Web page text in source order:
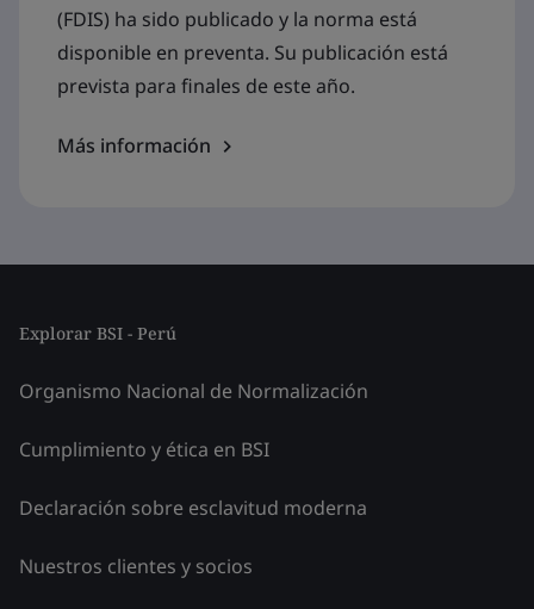
(FDIS) ha sido publicado y la norma está
disponible en preventa. Su publicación está
prevista para finales de este año.
Más información
Explorar BSI - Perú
Organismo Nacional de Normalización
Cumplimiento y ética en BSI
Declaración sobre esclavitud moderna
Nuestros clientes y socios